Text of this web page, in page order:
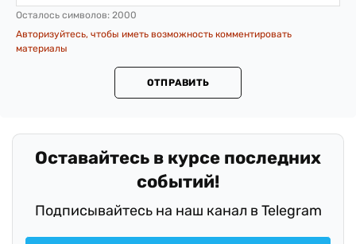
Осталось символов: 2000
Авторизуйтесь, чтобы иметь возможность комментировать
материалы
ОТПРАВИТЬ
Оставайтесь в курсе последних
событий!
Подписывайтесь на наш канал в Telegram